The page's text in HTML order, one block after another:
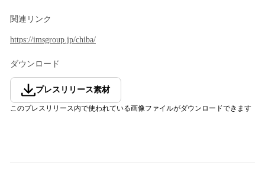
関連リンク
https://imsgroup.jp/chiba/
ダウンロード
プレスリリース素材
このプレスリリース内で使われている画像ファイルがダウンロードできます